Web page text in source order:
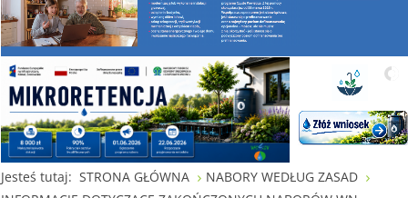
Jesteś tutaj: STRONA GŁÓWNA
NABORY WEDŁUG ZASAD